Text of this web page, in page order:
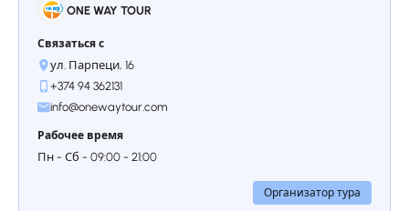
village rich in history and home to the only
standing pagan temple in Armenia, dating back
to the 1st century AD. This magnificent temple,
dedicated to the sun god Mihr, stands as a
remarkable example of Greco-Roman
architecture and offers a glimpse into Armenia’s
pre-Christian era. In Garni, we will take part in an
Surrounding the temple is Symphony of Stones, a
ONE WAY TOUR
Связаться с
ул. Парпеци, 16
+374 94 362131
info@onewaytour.com
Рабочее время
Пн - Сб - 09:00 - 21:00
Организатор тура